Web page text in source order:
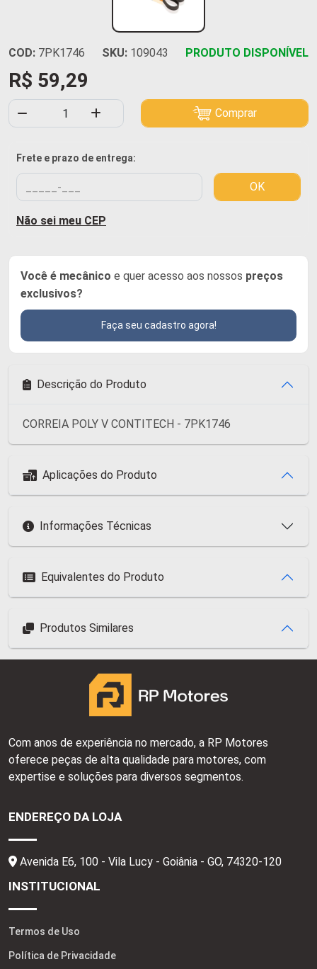
COD: 7PK1746 SKU: 109043 PRODUTO DISPONÍVEL
R$ 59,29
Comprar
Frete e prazo de entrega:
OK
Não sei meu CEP
Você é mecânico e quer acesso aos nossos preços
exclusivos?
Faça seu cadastro agora!
Descrição do Produto
CORREIA POLY V CONTITECH - 7PK1746
Aplicações do Produto
Informações Técnicas
Equivalentes do Produto
Produtos Similares
Com anos de experiência no mercado, a RP Motores
oferece peças de alta qualidade para motores, com
expertise e soluções para diversos segmentos.
ENDEREÇO DA LOJA
Avenida E6, 100 - Vila Lucy - Goiânia - GO, 74320-120
INSTITUCIONAL
Termos de Uso
Política de Privacidade